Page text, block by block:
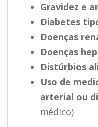
Gravidez e
Diabetes
Doenças
Doenças
Distúrbios
Uso de
arterial ou
médico)